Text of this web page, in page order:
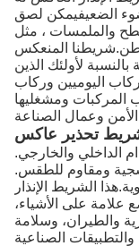
الضعيفيمكن لصق
والملمسات ، مثل
المنعكس
بالنسبة لأولئك الذين
اليوميين وركاب
المركبات ومشغليها
تحذير عاكس
الداخلي والخارجي.
ومقاوم للطقس.
الشريط الإنذار
على الأشياء،
والطيران، وسلامة